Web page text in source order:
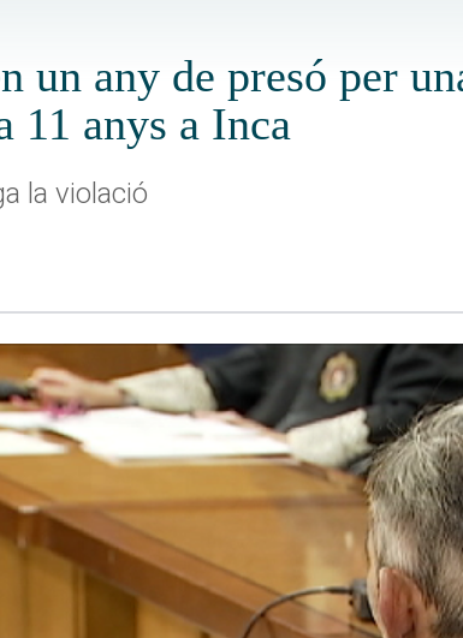
un any de presó per
11 anys a Inca
la violació